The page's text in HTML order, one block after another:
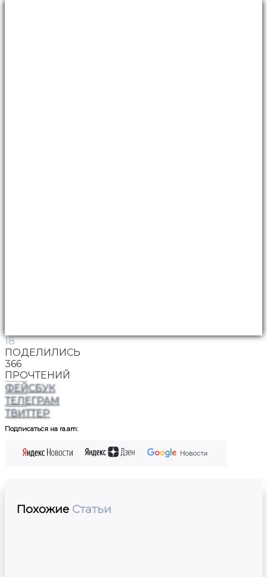
18
ПОДЕЛИЛИСЬ
366
ПРОЧТЕНИЙ
ФЕЙСБУК
ТЕЛЕГРАМ
ТВИТТЕР
Подписаться на ra.am:
Похожие Статьи